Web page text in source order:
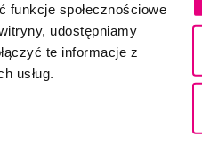
funkcje społecznościowe
udostępniamy
te informacje z
usług.
a